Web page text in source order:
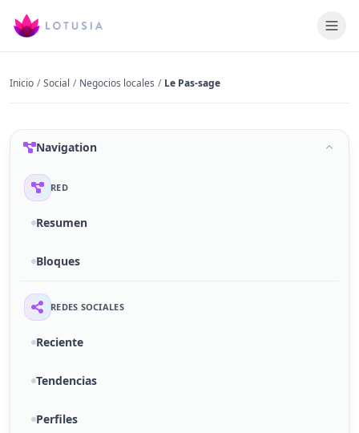
Inicio / Social / Negocios locales / Le Pas-sage
Navigation
RED
Resumen
Bloques
REDES SOCIALES
Reciente
Tendencias
Perfiles